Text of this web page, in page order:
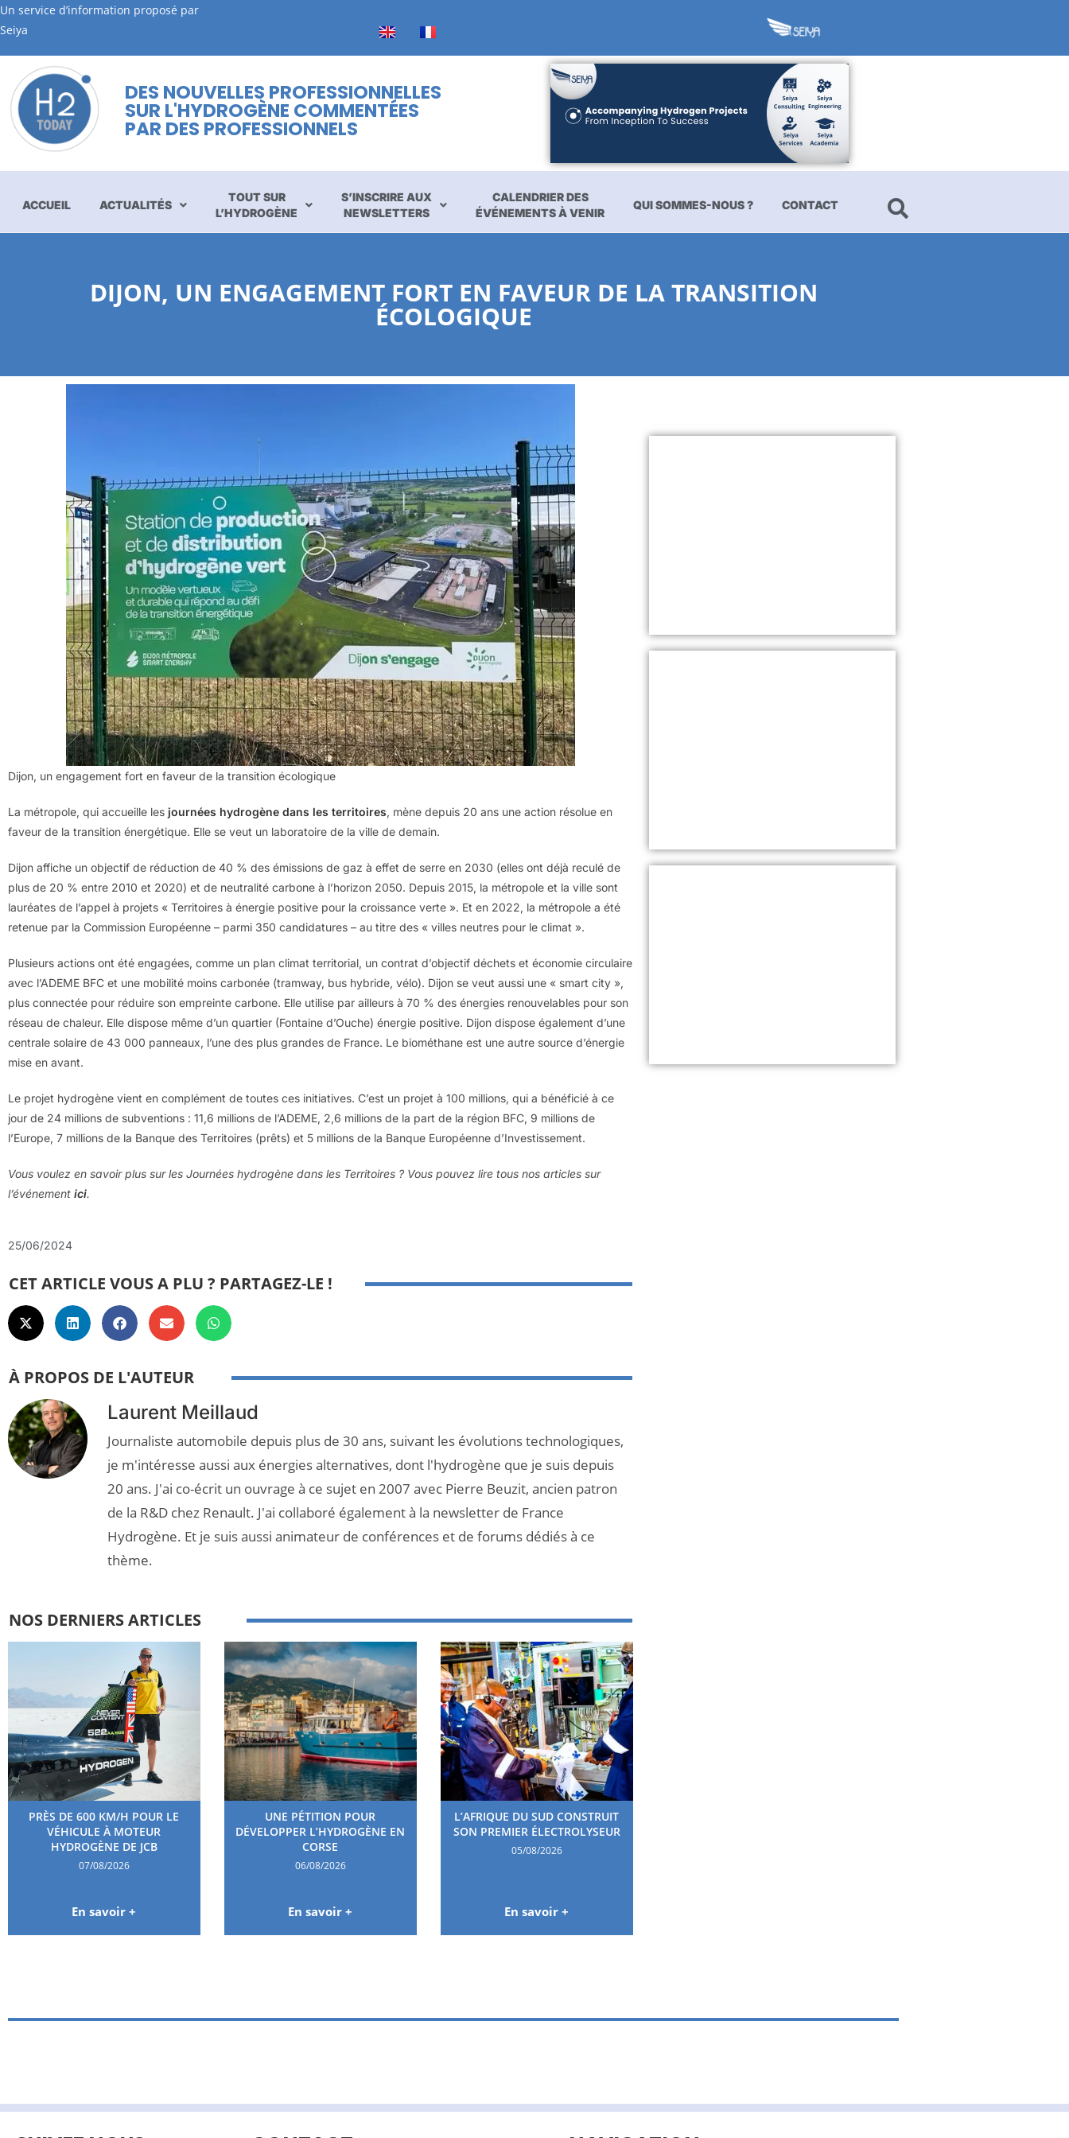
Un service d’information proposé par
Seiya
DES NOUVELLES PROFESSIONNELLES
SUR L'HYDROGÈNE COMMENTÉES
PAR DES PROFESSIONNELS
ACCUEIL ACTUALITÉS
TOUT SUR
L’HYDROGÈNE
S’INSCRIRE AUX
NEWSLETTERS
CALENDRIER DES
ÉVÉNEMENTS À VENIR
QUI SOMMES-NOUS ? CONTACT
DIJON, UN ENGAGEMENT FORT EN FAVEUR DE LA TRANSITION
ÉCOLOGIQUE
Dijon, un engagement fort en faveur de la transition écologique
La métropole, qui accueille les journées hydrogène dans les territoires, mène depuis 20 ans une action résolue en
faveur de la transition énergétique. Elle se veut un laboratoire de la ville de demain.
Dijon affiche un objectif de réduction de 40 % des émissions de gaz à effet de serre en 2030 (elles ont déjà reculé de
plus de 20 % entre 2010 et 2020) et de neutralité carbone à l’horizon 2050. Depuis 2015, la métropole et la ville sont
lauréates de l’appel à projets « Territoires à énergie positive pour la croissance verte ». Et en 2022, la métropole a été
retenue par la Commission Européenne – parmi 350 candidatures – au titre des « villes neutres pour le climat ».
Plusieurs actions ont été engagées, comme un plan climat territorial, un contrat d’objectif déchets et économie circulaire
avec l’ADEME BFC et une mobilité moins carbonée (tramway, bus hybride, vélo). Dijon se veut aussi une « smart city »,
plus connectée pour réduire son empreinte carbone. Elle utilise par ailleurs à 70 % des énergies renouvelables pour son
réseau de chaleur. Elle dispose même d’un quartier (Fontaine d’Ouche) énergie positive. Dijon dispose également d’une
centrale solaire de 43 000 panneaux, l’une des plus grandes de France. Le biométhane est une autre source d’énergie
mise en avant.
Le projet hydrogène vient en complément de toutes ces initiatives. C’est un projet à 100 millions, qui a bénéficié à ce
jour de 24 millions de subventions : 11,6 millions de l’ADEME, 2,6 millions de la part de la région BFC, 9 millions de
l’Europe, 7 millions de la Banque des Territoires (prêts) et 5 millions de la Banque Européenne d’Investissement.
Vous voulez en savoir plus sur les Journées hydrogène dans les Territoires ? Vous pouvez lire tous nos articles sur
l’événement ici.
25/06/2024
CET ARTICLE VOUS A PLU ? PARTAGEZ-LE !
À PROPOS DE L'AUTEUR
Laurent Meillaud
Journaliste automobile depuis plus de 30 ans, suivant les évolutions technologiques,
je m'intéresse aussi aux énergies alternatives, dont l'hydrogène que je suis depuis
20 ans. J'ai co-écrit un ouvrage à ce sujet en 2007 avec Pierre Beuzit, ancien patron
de la R&D chez Renault. J'ai collaboré également à la newsletter de France
Hydrogène. Et je suis aussi animateur de conférences et de forums dédiés à ce
thème.
NOS DERNIERS ARTICLES
PRÈS DE 600 KM/H POUR LE
VÉHICULE À MOTEUR
HYDROGÈNE DE JCB
07/08/2026
En savoir +
UNE PÉTITION POUR
DÉVELOPPER L’HYDROGÈNE EN
CORSE
06/08/2026
En savoir +
L’AFRIQUE DU SUD CONSTRUIT
SON PREMIER ÉLECTROLYSEUR
05/08/2026
En savoir +